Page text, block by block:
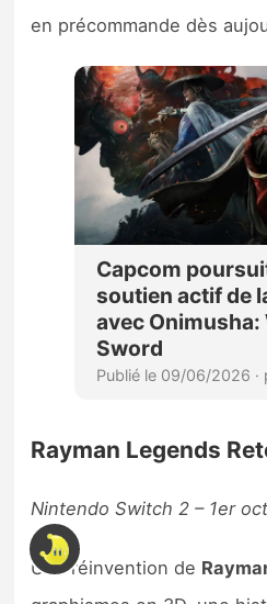
en précommande dès
Rayman Legends
Nintendo Switch 2 – 1er
Une réinvention de